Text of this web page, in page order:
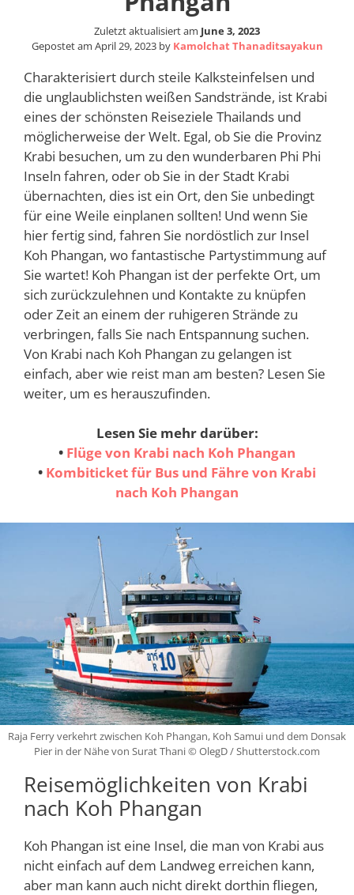
Zuletzt aktualisiert am June 3, 2023
Gepostet am April 29, 2023 by Kamolchat Thanaditsayakun
Charakterisiert durch steile Kalksteinfelsen und
die unglaublichsten weißen Sandstrände, ist Krabi
eines der schönsten Reiseziele Thailands und
möglicherweise der Welt. Egal, ob Sie die Provinz
Krabi besuchen, um zu den wunderbaren Phi Phi
Inseln fahren, oder ob Sie in der Stadt Krabi
übernachten, dies ist ein Ort, den Sie unbedingt
für eine Weile einplanen sollten! Und wenn Sie
hier fertig sind, fahren Sie nordöstlich zur Insel
Koh Phangan, wo fantastische Partystimmung auf
Sie wartet! Koh Phangan ist der perfekte Ort, um
sich zurückzulehnen und Kontakte zu knüpfen
oder Zeit an einem der ruhigeren Strände zu
verbringen, falls Sie nach Entspannung suchen.
Von Krabi nach Koh Phangan zu gelangen ist
einfach, aber wie reist man am besten? Lesen Sie
weiter, um es herauszufinden.
Lesen Sie mehr darüber:
• Flüge von Krabi nach Koh Phangan
• Kombiticket für Bus und Fähre von Krabi
nach Koh Phangan
Raja Ferry verkehrt zwischen Koh Phangan, Koh Samui und dem Donsak
Pier in der Nähe von Surat Thani © OlegD / Shutterstock.com
Reisemöglichkeiten von Krabi
nach Koh Phangan
Koh Phangan ist eine Insel, die man von Krabi aus
nicht einfach auf dem Landweg erreichen kann,
aber man kann auch nicht direkt dorthin fliegen,